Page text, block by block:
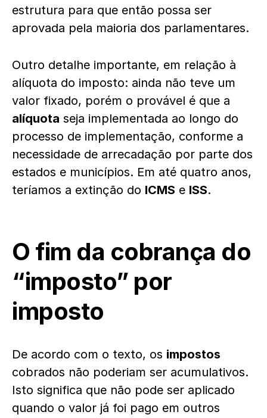
estrutura para que então possa ser
aprovada pela maioria dos parlamentares.
Outro detalhe importante, em relação à
alíquota do imposto: ainda não teve um
valor fixado, porém o provável é que a
alíquota seja implementada ao longo do
processo de implementação, conforme a
necessidade de arrecadação por parte dos
estados e municípios. Em até quatro anos,
teríamos a extinção do ICMS e ISS.
O fim da cobrança do
“imposto” por
imposto
De acordo com o texto, os impostos
cobrados não poderiam ser acumulativos.
Isto significa que não pode ser aplicado
quando o valor já foi pago em outros